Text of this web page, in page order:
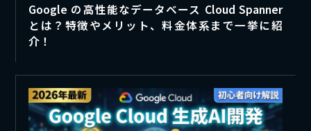
Google の高性能なデータベース Cloud Spanner
とは？特徴やメリット、料金体系まで一挙に紹
介！